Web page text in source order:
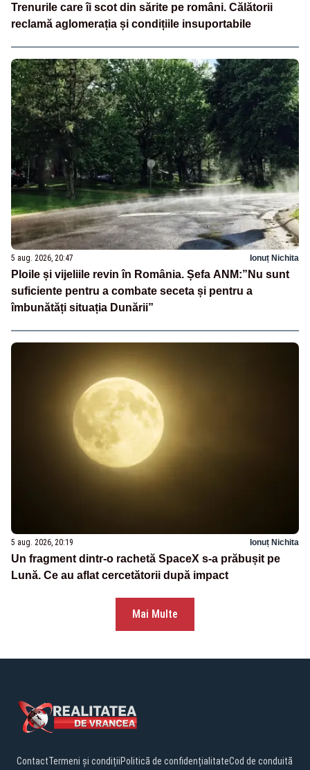
Trenurile care îi scot din sărite pe români. Călătorii
reclamă aglomerația și condițiile insuportabile
5 aug. 2026, 20:47 Ionuț Nichita
Ploile și vijeliile revin în România. Șefa ANM:”Nu sunt
suficiente pentru a combate seceta și pentru a
îmbunătăți situația Dunării”
5 aug. 2026, 20:19 Ionuț Nichita
Un fragment dintr-o rachetă SpaceX s-a prăbușit pe
Lună. Ce au aflat cercetătorii după impact
Mai Multe
ContactTermeni și condițiiPolitică de confidențialitateCod de conduită